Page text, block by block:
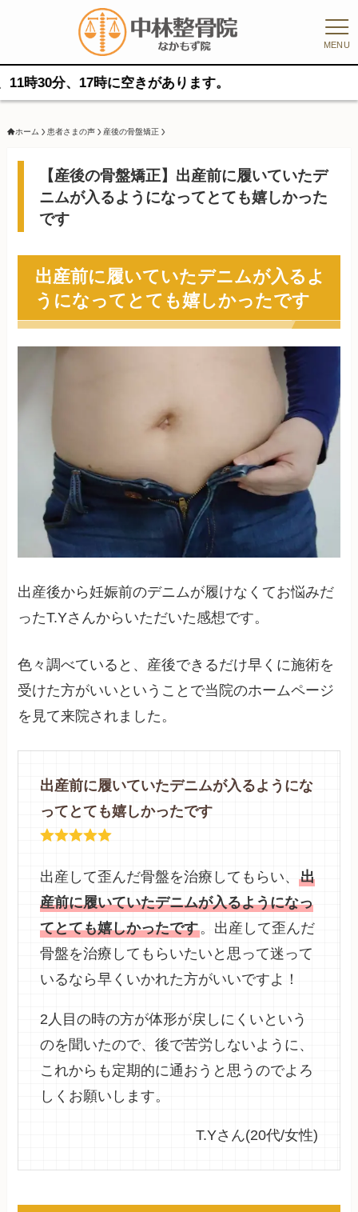
MENU
分、17時に空きがあります。
ホーム 患者さまの声 産後の骨盤矯正
【産後の骨盤矯正】出産前に履いていたデ
ニムが入るようになってとても嬉しかった
です
出産前に履いていたデニムが入るよ
うになってとても嬉しかったです
出産後から妊娠前のデニムが履けなくてお悩みだ
ったT.Yさんからいただいた感想です。
色々調べていると、産後できるだけ早くに施術を
受けた方がいいということで当院のホームページ
を見て来院されました。
出産前に履いていたデニムが入るようにな
ってとても嬉しかったです
出産して歪んだ骨盤を治療してもらい、出
産前に履いていたデニムが入るようになっ
てとても嬉しかったです。出産して歪んだ
骨盤を治療してもらいたいと思って迷って
いるなら早くいかれた方がいいですよ！
2人目の時の方が体形が戻しにくいという
のを聞いたので、後で苦労しないように、
これからも定期的に通おうと思うのでよろ
しくお願いします。
T.Yさん(20代/女性)